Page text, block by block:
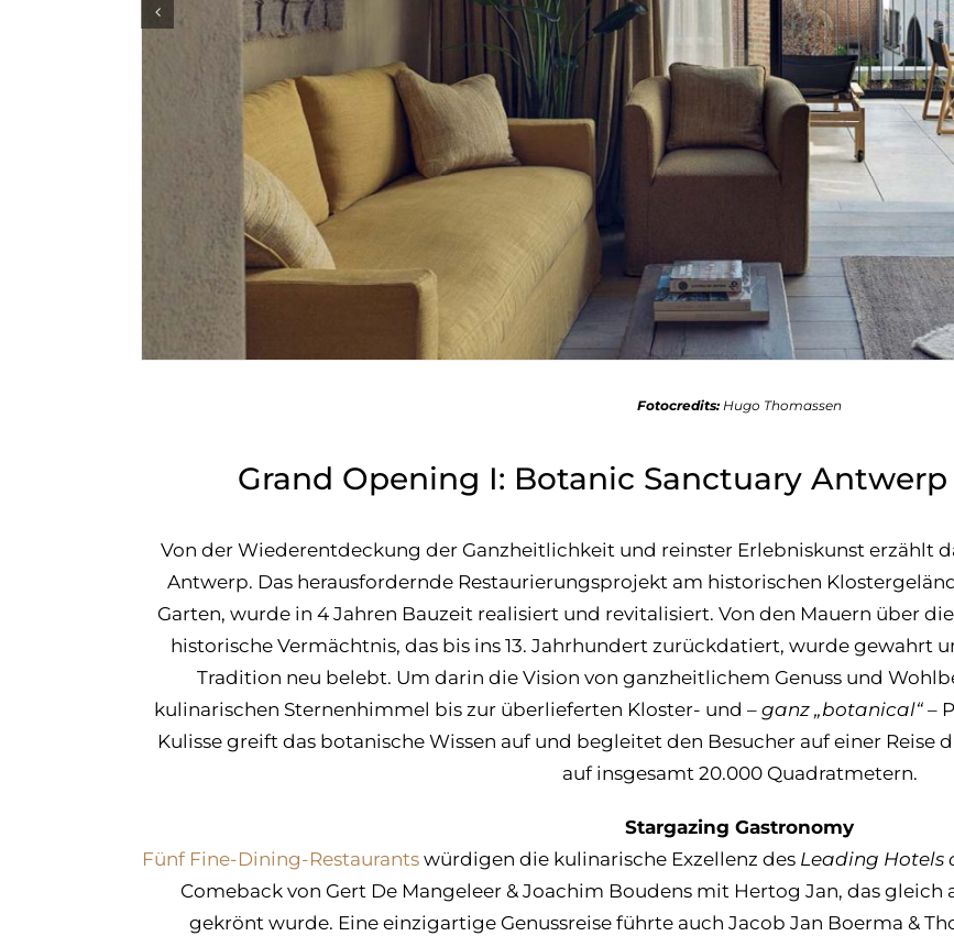
Fotocredits: Hugo Thomassen
Grand Opening I: Botanic Sanctuary
Von der Wiederentdeckung der Ganzheitlichkeit und reinster Erlebniskunst erzählt
Antwerp. Das herausfordernde Restaurierungsprojekt am historischen
Garten, wurde in 4 Jahren Bauzeit realisiert und revitalisiert. Von den Mauern über
historische Vermächtnis, das bis ins 13. Jahrhundert zurückdatiert, wurde gewahrt
Tradition neu belebt. Um darin die Vision von ganzheitlichem Genuss und
kulinarischen Sternenhimmel bis zur überlieferten Kloster- und – ganz „botanical“ –
Kulisse greift das botanische Wissen auf und begleitet den Besucher auf einer Reise
auf insgesamt 20.000 Quadratmetern.
Stargazing Gastronomy
Fünf Fine-Dining-Restaurantswürdigen die kulinarische Exzellenz des Leading Hotels
Comeback von Gert De Mangeleer & Joachim Boudens mit Hertog Jan, das
gekrönt wurde. Eine einzigartige Genussreise führte auch Jacob Jan Boerma &